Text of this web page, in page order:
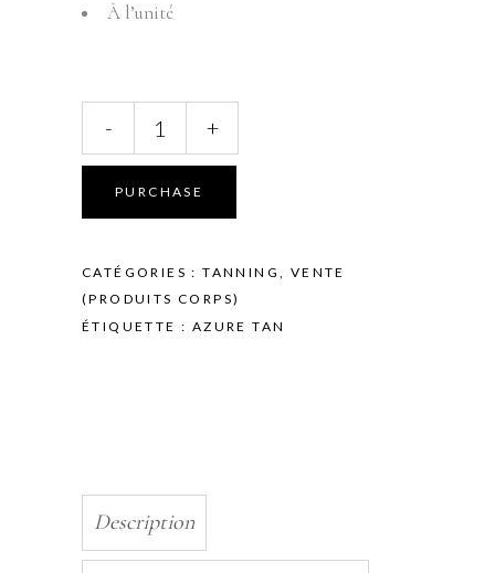
À l’unité
-
TANNING
-
-
GREEN
BASE
200ML
quantity
- +
PURCHASE
CATÉGORIES :TANNING, VENTE
(PRODUITS CORPS)
ÉTIQUETTE : AZURE TAN
Description